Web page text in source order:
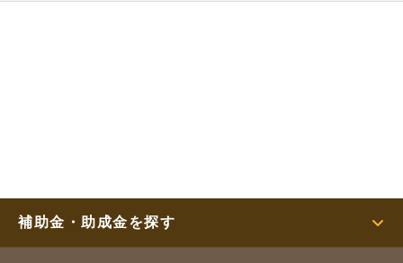
補助金・助成金を探す